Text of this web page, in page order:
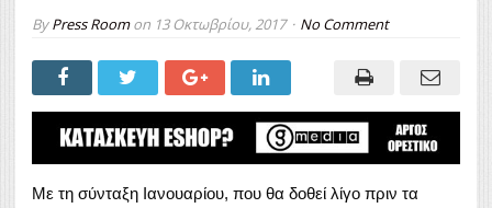
ByPress Roomon 13 Οκτωβρίου, 2017 No Comment
Με τη σύνταξη Ιανουαρίου, που θα δοθεί λίγο πριν τα